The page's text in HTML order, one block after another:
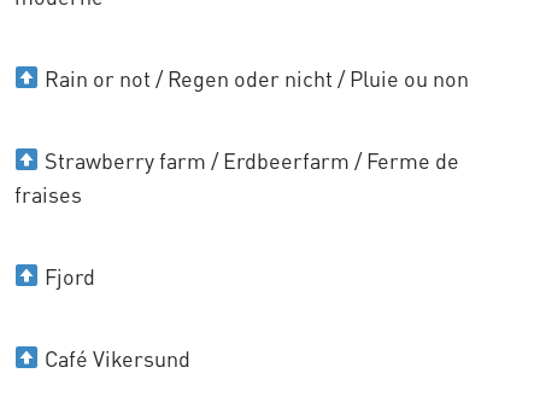
Rain or not / Regen oder nicht / Pluie ou non
Strawberry farm / Erdbeerfarm / Ferme de
fraises
Fjord
Café Vikersund